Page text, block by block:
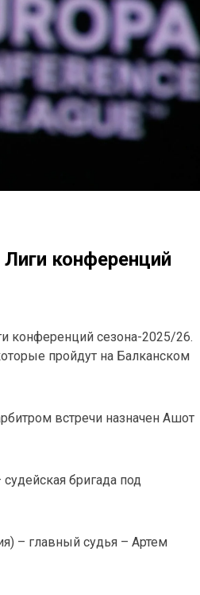
конференций
конференций сезона-2025/26.
пройдут на Балканском
встречи назначен Ашот
бригада под
– главный судья – Артем